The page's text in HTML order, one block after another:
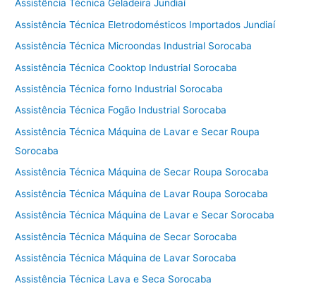
Assistência Técnica Geladeira Jundiaí
Assistência Técnica Eletrodomésticos Importados Jundiaí
Assistência Técnica Microondas Industrial Sorocaba
Assistência Técnica Cooktop Industrial Sorocaba
Assistência Técnica forno Industrial Sorocaba
Assistência Técnica Fogão Industrial Sorocaba
Assistência Técnica Máquina de Lavar e Secar Roupa
Sorocaba
Assistência Técnica Máquina de Secar Roupa Sorocaba
Assistência Técnica Máquina de Lavar Roupa Sorocaba
Assistência Técnica Máquina de Lavar e Secar Sorocaba
Assistência Técnica Máquina de Secar Sorocaba
Assistência Técnica Máquina de Lavar Sorocaba
Assistência Técnica Lava e Seca Sorocaba